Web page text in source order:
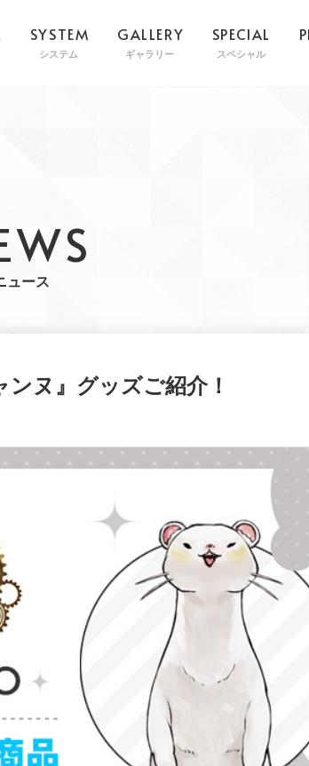
SYSTEM
システム
GALLERY
ギャラリー
SPECIAL
スペシャル
ュース
ヌ』グッズご紹介！